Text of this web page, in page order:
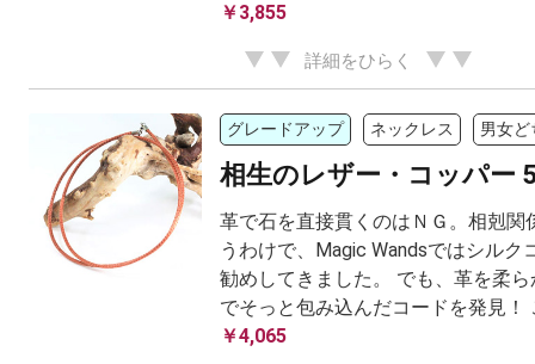
￥3,855
詳細をひらく
グレードアップ ネックレス 男女ど
相生のレザー・コッパー
革で石を直接貫くのはＮＧ。相剋関
うわけで、Magic Wandsではシルク
勧めしてきました。 でも、革を柔
でそっと包み込んだコードを発見！
￥4,065